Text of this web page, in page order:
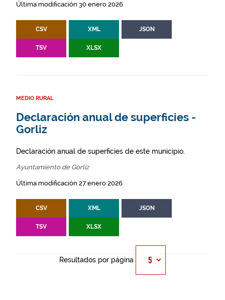
Última modificación 30 enero 2026
CSV XML JSON
TSV XLSX
MEDIO RURAL
Declaración anual de superficies -
Gorliz
Declaración anual de superficies de este municipio.
Ayuntamiento de Gorliz
Última modificación 27 enero 2026
CSV XML JSON
TSV XLSX
Resultados por página